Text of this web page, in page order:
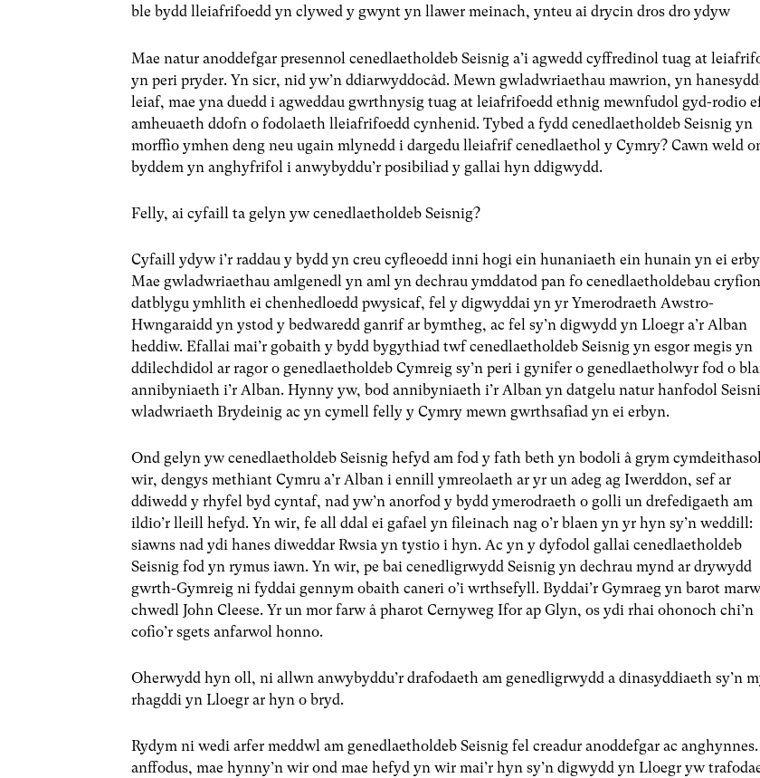
ble bydd lleiafrifoedd yn clywed y gwynt yn llawer meinach, ynteu ai drycin dros dro ydyw
Mae natur anoddefgar presennol cenedlaetholdeb Seisnig a’i agwedd cyffredinol tuag at
yn peri pryder. Yn sicr, nid yw’n ddiarwyddocâd. Mewn gwladwriaethau mawrion, yn
leiaf, mae yna duedd i agweddau gwrthnysig tuag at leiafrifoedd ethnig mewnfudol gyd-rodio
amheuaeth ddofn o fodolaeth lleiafrifoedd cynhenid. Tybed a fydd cenedlaetholdeb Seisnig yn
morffio ymhen deng neu ugain mlynedd i dargedu lleiafrif cenedlaethol y Cymry? Cawn weld
byddem yn anghyfrifol i anwybyddu’r posibiliad y gallai hyn ddigwydd.
Felly, ai cyfaill ta gelyn yw cenedlaetholdeb Seisnig?
Cyfaill ydyw i’r raddau y bydd yn creu cyfleoedd inni hogi ein hunaniaeth ein hunain yn ei
Mae gwladwriaethau amlgenedl yn aml yn dechrau ymddatod pan fo cenedlaetholdebau
datblygu ymhlith ei chenhedloedd pwysicaf, fel y digwyddai yn yr Ymerodraeth Awstro-
Hwngaraidd yn ystod y bedwaredd ganrif ar bymtheg, ac fel sy’n digwydd yn Lloegr a’r Alban
heddiw. Efallai mai’r gobaith y bydd bygythiad twf cenedlaetholdeb Seisnig yn esgor megis yn
ddilechdidol ar ragor o genedlaetholdeb Cymreig sy’n peri i gynifer o genedlaetholwyr fod o
annibyniaeth i’r Alban. Hynny yw, bod annibyniaeth i’r Alban yn datgelu natur hanfodol
wladwriaeth Brydeinig ac yn cymell felly y Cymry mewn gwrthsafiad yn ei erbyn.
Ond gelyn yw cenedlaetholdeb Seisnig hefyd am fod y fath beth yn bodoli â grym
wir, dengys methiant Cymru a’r Alban i ennill ymreolaeth ar yr un adeg ag Iwerddon, sef ar
ddiwedd y rhyfel byd cyntaf, nad yw’n anorfod y bydd ymerodraeth o golli un drefedigaeth am
ildio’r lleill hefyd. Yn wir, fe all ddal ei gafael yn fileinach nag o’r blaen yn yr hyn sy’n weddill:
siawns nad ydi hanes diweddar Rwsia yn tystio i hyn. Ac yn y dyfodol gallai cenedlaetholdeb
Seisnig fod yn rymus iawn. Yn wir, pe bai cenedligrwydd Seisnig yn dechrau mynd ar drywydd
gwrth-Gymreig ni fyddai gennym obaith caneri o’i wrthsefyll. Byddai’r Gymraeg yn barot
chwedl John Cleese. Yr un mor farw â pharot Cernyweg Ifor ap Glyn, os ydi rhai ohonoch chi’n
cofio’r sgets anfarwol honno.
Oherwydd hyn oll, ni allwn anwybyddu’r drafodaeth am genedligrwydd a dinasyddiaeth sy’n
rhagddi yn Lloegr ar hyn o bryd.
Rydym ni wedi arfer meddwl am genedlaetholdeb Seisnig fel creadur anoddefgar ac
anffodus, mae hynny’n wir ond mae hefyd yn wir mai’r hyn sy’n digwydd yn Lloegr yw